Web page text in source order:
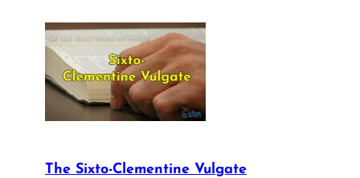
The Sixto-Clementine Vulgate